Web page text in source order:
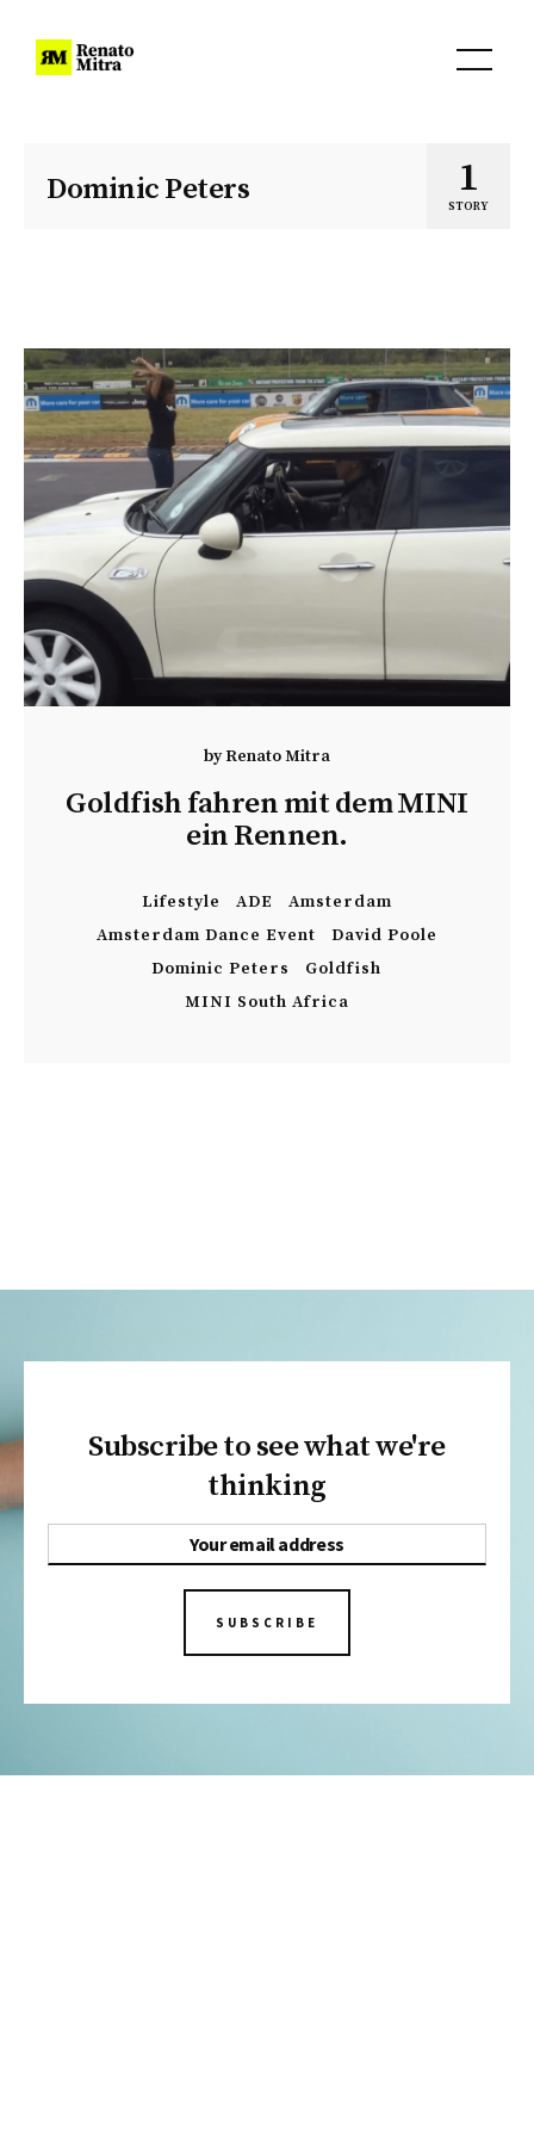
Dominic Peters 1
STORY
byRenato Mitra
Goldfish fahren mit dem MINI
ein Rennen.
Lifestyle ADE
Amsterdam
Amsterdam Dance Event
David Poole
Dominic Peters
Goldfish
MINI South Africa
Subscribe to see what we're
thinking
SUBSCRIBE